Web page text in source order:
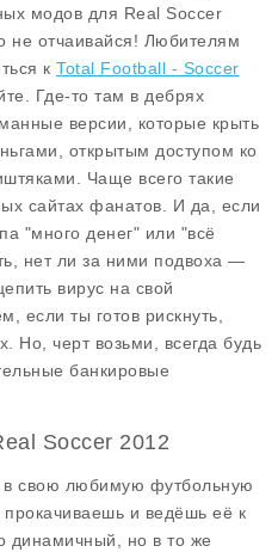
модов для Real Soccer
не отчаивайся! Любителям
к Total Football - Soccer
Где-то там в дебрях
версии, которые крыть
открытым доступом ко
Чаще всего такие
сайтах фанатов. И да, если
"много денег" или "всё
нет ли за ними подвоха —
вирус на свой
если ты готов рискнуть,
Но, черт возьми, всегда будь
банкировые
Soccer 2012
в свою любимую футбольную
и ведёшь её к
динамичный, но в то же